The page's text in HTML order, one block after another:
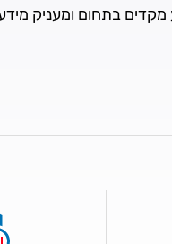
מקדים בתחום ומעניק